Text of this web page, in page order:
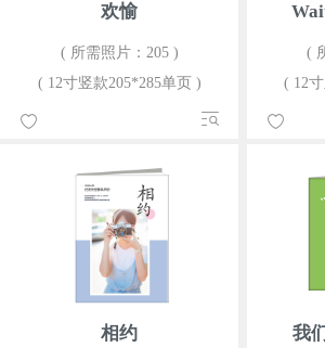
欢愉
( 所需照片：205 )
( 12寸竖款205*285单页 )
(
( 12
相约 我